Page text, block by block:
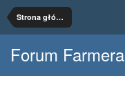
Strona główna
Forum Farmera